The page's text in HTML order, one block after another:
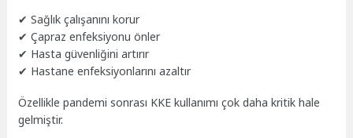
✔ Sağlık çalışanını korur
✔ Çapraz enfeksiyonu önler
✔ Hasta güvenliğini artırır
✔ Hastane enfeksiyonlarını azaltır
Özellikle pandemi sonrası KKE kullanımı çok daha kritik hale
gelmiştir.